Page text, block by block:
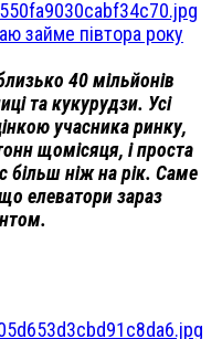
займе півтора року
40 мільйонів
та кукурудзи. Усі
учасника ринку,
щомісяця, і проста
більш ніж на рік. Саме
елеватори зараз